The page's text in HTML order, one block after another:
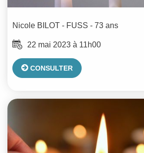
Nicole BILOT - FUSS - 73 ans
22 mai 2023 à 11h00
CONSULTER